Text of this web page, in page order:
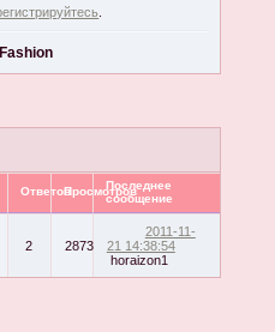
Fashion
ОтветовПросмотровПоследнее
сообщение
2 2873
2011-11-
21 14:38:54
horaizon1